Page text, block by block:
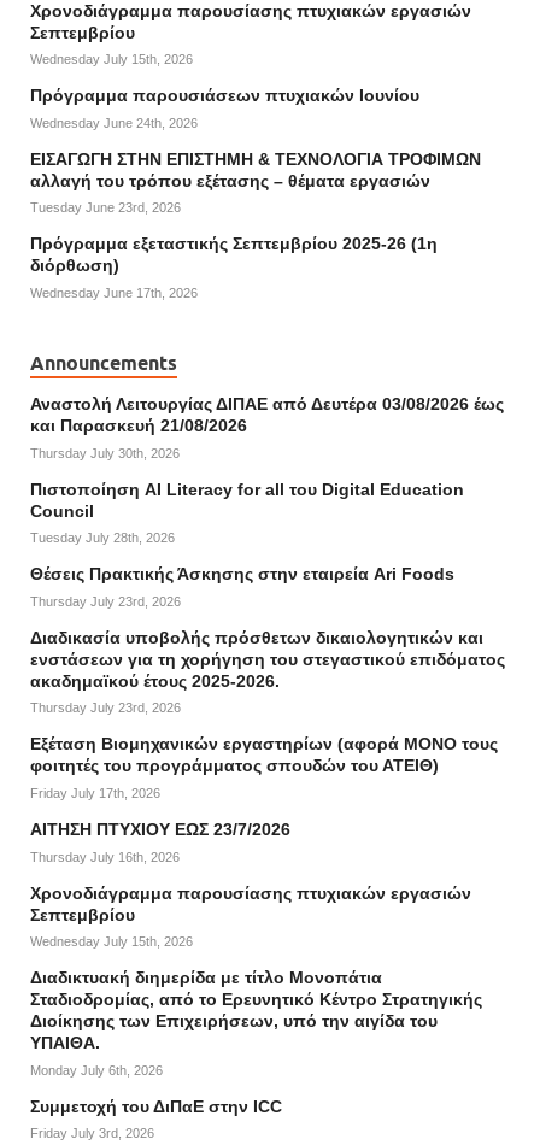
Χρονοδιάγραμμα παρουσίασης πτυχιακών εργασιών
Σεπτεμβρίου
Wednesday July 15th, 2026
Πρόγραμμα παρουσιάσεων πτυχιακών Ιουνίου
Wednesday June 24th, 2026
ΕΙΣΑΓΩΓΗ ΣΤΗΝ ΕΠΙΣΤΗΜΗ & ΤΕΧΝΟΛΟΓΙΑ ΤΡΟΦΙΜΩΝ
αλλαγή του τρόπου εξέτασης – θέματα εργασιών
Tuesday June 23rd, 2026
Πρόγραμμα εξεταστικής Σεπτεμβρίου 2025-26 (1η
διόρθωση)
Wednesday June 17th, 2026
Announcements
Αναστολή Λειτουργίας ΔΙΠΑΕ από Δευτέρα 03/08/2026 έως
και Παρασκευή 21/08/2026
Thursday July 30th, 2026
Πιστοποίηση AI Literacy for all του Digital Education
Council
Tuesday July 28th, 2026
Θέσεις Πρακτικής Άσκησης στην εταιρεία Ari Foods
Thursday July 23rd, 2026
Διαδικασία υποβολής πρόσθετων δικαιολογητικών και
ενστάσεων για τη χορήγηση του στεγαστικού επιδόματος
ακαδημαϊκού έτους 2025-2026.
Thursday July 23rd, 2026
Εξέταση Βιομηχανικών εργαστηρίων (αφορά ΜΟΝΟ τους
φοιτητές του προγράμματος σπουδών του ΑΤΕΙΘ)
Friday July 17th, 2026
ΑΙΤΗΣΗ ΠΤΥΧΙΟΥ ΕΩΣ 23/7/2026
Thursday July 16th, 2026
Χρονοδιάγραμμα παρουσίασης πτυχιακών εργασιών
Σεπτεμβρίου
Wednesday July 15th, 2026
Διαδικτυακή διημερίδα με τίτλο Μονοπάτια
Σταδιοδρομίας, από το Ερευνητικό Κέντρο Στρατηγικής
Διοίκησης των Επιχειρήσεων, υπό την αιγίδα του
ΥΠΑΙΘΑ.
Monday July 6th, 2026
Συμμετοχή του ΔιΠαΕ στην ICC
Friday July 3rd, 2026